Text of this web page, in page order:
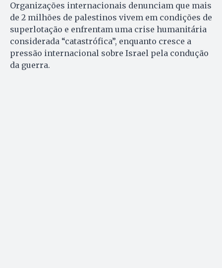
Organizações internacionais denunciam que mais
de 2 milhões de palestinos vivem em condições de
superlotação e enfrentam uma crise humanitária
considerada “catastrófica”, enquanto cresce a
pressão internacional sobre Israel pela condução
da guerra.